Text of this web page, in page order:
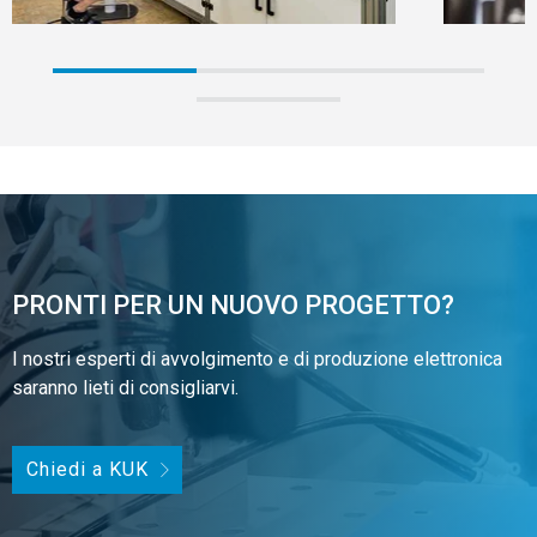
PRONTI PER UN NUOVO PROGETTO?
I nostri esperti di avvolgimento e di produzione elettronica
saranno lieti di consigliarvi.
Chiedi a KUK